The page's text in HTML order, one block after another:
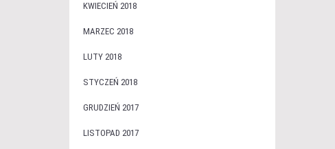
KWIECIEŃ 2018
MARZEC 2018
LUTY 2018
STYCZEŃ 2018
GRUDZIEŃ 2017
LISTOPAD 2017